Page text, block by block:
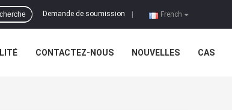
French
Demande de soumission
CONTACTEZ-NOUS NOUVELLES CAS